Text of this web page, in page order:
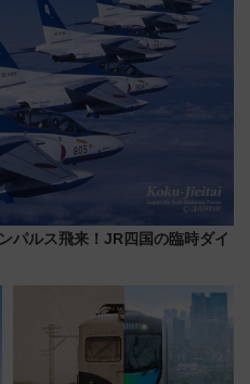
パルス飛来！JR四国の臨時ダイ